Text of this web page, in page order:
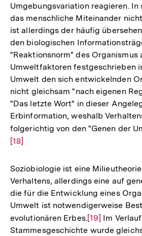
Umgebungsvariation reagieren. In
das menschliche Miteinander
ist allerdings der häufig
den biologischen
"Reaktionsnorm" des Organismus
Umweltfaktoren festgeschrieben
Umwelt den sich entwickelnden
nicht gleichsam "nach eigenen
"Das letzte Wort" in dieser
Erbinformation, weshalb
folgerichtig von den "Genen der
[18]
Soziobiologie ist eine
Verhaltens, allerdings eine auf
die für die Entwicklung eines
Umwelt ist notwendigerweise
evolutionären Erbes.Zur
Auflösung
[19] Im
Stammesgeschichte wurde